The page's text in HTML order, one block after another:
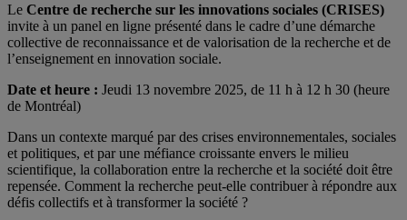
Le Centre de recherche sur les innovations sociales (CRISES)
invite à un panel en ligne présenté dans le cadre d’une démarche
collective de reconnaissance et de valorisation de la recherche et de
l’enseignement en innovation sociale.
Date et heure : Jeudi 13 novembre 2025, de 11 h à 12 h 30 (heure
de Montréal)
Dans un contexte marqué par des crises environnementales, sociales
et politiques, et par une méfiance croissante envers le milieu
scientifique, la collaboration entre la recherche et la société doit être
repensée. Comment la recherche peut-elle contribuer à répondre aux
défis collectifs et à transformer la société ?